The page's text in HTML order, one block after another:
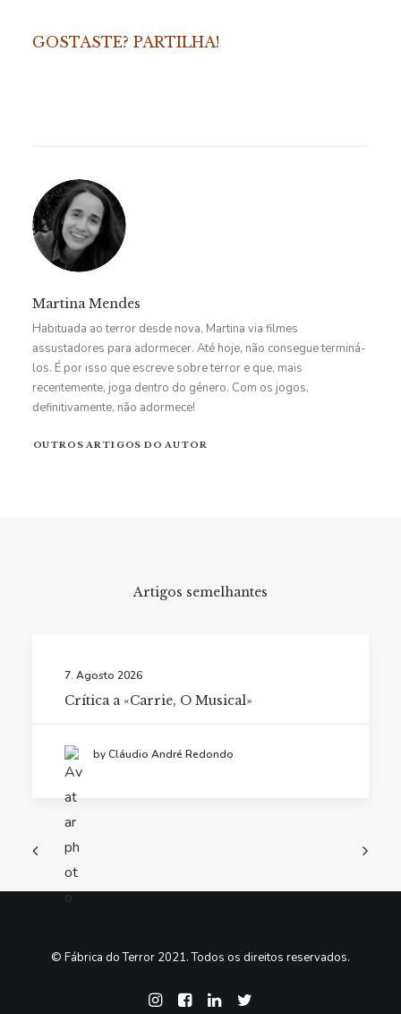
GOSTASTE? PARTILHA!
Martina Mendes
Habituada ao terror desde nova, Martina via filmes
assustadores para adormecer. Até hoje, não consegue terminá-
los. É por isso que escreve sobre terror e que, mais
recentemente, joga dentro do género. Com os jogos,
definitivamente, não adormece!
OUTROS ARTIGOS DO AUTOR
Artigos semelhantes
7. Agosto 2026
Crítica a «Carrie, O Musical»
by Cláudio André Redondo
© Fábrica do Terror 2021. Todos os direitos reservados.